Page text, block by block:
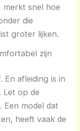
merkt snel hoe
die
groter lijken.
zijn
afleiding is in
Let op de
model dat
heeft vaak de